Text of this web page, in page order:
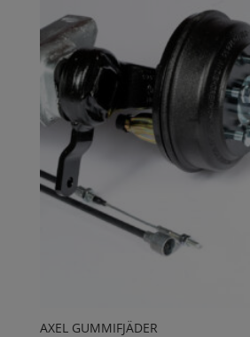
AXEL GUMMIFJÄDER